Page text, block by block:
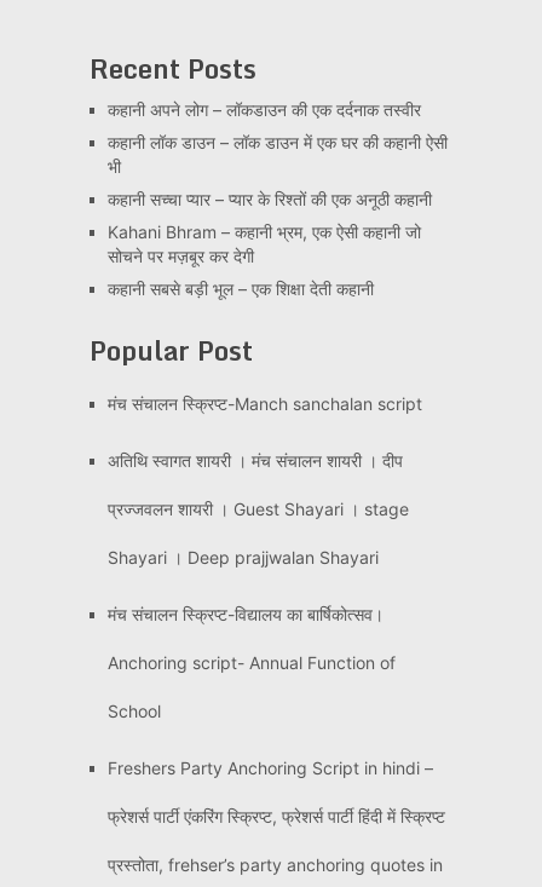
Recent Posts
कहानी अपने लोग – लॉकडाउन की एक दर्दनाक तस्वीर
कहानी लॉक डाउन – लॉक डाउन में एक घर की कहानी ऐसी
भी
कहानी सच्चा प्यार – प्यार के रिश्तों की एक अनूठी कहानी
Kahani Bhram – कहानी भ्रम, एक ऐसी कहानी जो
सोचने पर मज़बूर कर देगी
कहानी सबसे बड़ी भूल – एक शिक्षा देती कहानी
Popular Post
मंच संचालन स्क्रिप्ट-Manch sanchalan script
अतिथि स्वागत शायरी । मंच संचालन शायरी । दीप
प्रज्जवलन शायरी । Guest Shayari । stage
Shayari । Deep prajjwalan Shayari
मंच संचालन स्क्रिप्ट-विद्यालय का बार्षिकोत्सव।
Anchoring script- Annual Function of
School
Freshers Party Anchoring Script in hindi –
फ्रेशर्स पार्टी एंकरिंग स्क्रिप्ट, फ्रेशर्स पार्टी हिंदी में स्क्रिप्ट
प्रस्तोता, frehser’s party anchoring quotes in